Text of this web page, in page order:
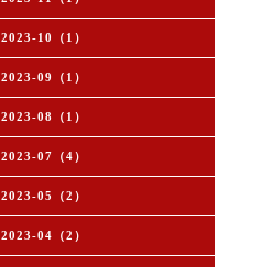
2023-10（1）
2023-09（1）
2023-08（1）
2023-07（4）
2023-05（2）
2023-04（2）